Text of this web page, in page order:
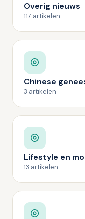
Overig nieuws
117 artikelen
Chinese
3 artikelen
Lifestyle en
13 artikelen